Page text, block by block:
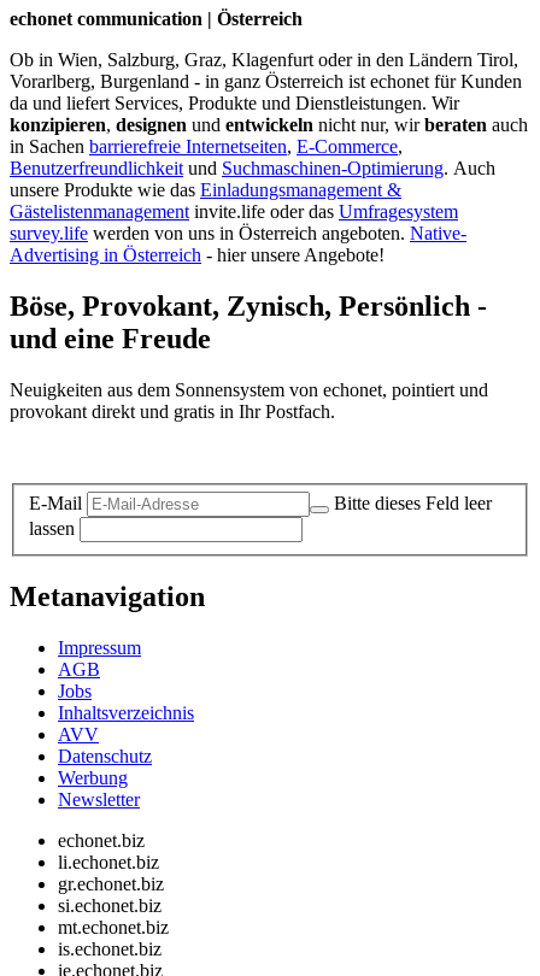
echonet communication | Österreich
Ob in Wien, Salzburg, Graz, Klagenfurt oder in den Ländern Tirol,
Vorarlberg, Burgenland - in ganz Österreich ist echonet für Kunden
da und liefert Services, Produkte und Dienstleistungen. Wir
konzipieren, designen und entwickeln nicht nur, wirberaten auch
in Sachen barrierefreie Internetseiten, E-Commerce,
Benutzerfreundlichkeit und Suchmaschinen-Optimierung. Auch
unsere Produkte wie das Einladungsmanagement &
Gästelistenmanagement invite.life oder das Umfragesystem
survey.life werden von uns in Österreich angeboten. Native-
Advertising in Österreich - hier unsere Angebote!
Böse, Provokant, Zynisch, Persönlich -
und eine Freude
Neuigkeiten aus dem Sonnensystem von echonet, pointiert und
provokant direkt und gratis in Ihr Postfach.
E-Mail
Bitte dieses Feld leer
lassen
Metanavigation
Impressum
AGB
Jobs
Inhaltsverzeichnis
AVV
Datenschutz
Werbung
Newsletter
echonet.biz
li.echonet.biz
gr.echonet.biz
si.echonet.biz
mt.echonet.biz
is.echonet.biz
ie.echonet.biz